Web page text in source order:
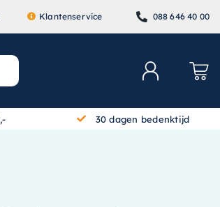
Klantenservice 088 646 40 00
30 dagen bedenktijd